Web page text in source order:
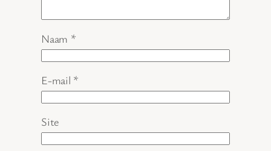
Naam *
E-mail *
Site